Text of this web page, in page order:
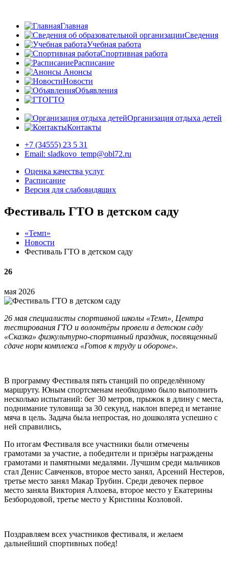
Главная
Сведения
Учебная работа
Спортивная работа
Расписание
Анонсы
Новости
Объявления
ГТО
Организация отдыха детей
Контакты
+7 (34555) 23 5 31
Email: sladkovo_temp@obl72.ru
Оценка качества услуг
Расписание
Версия для слабовидящих
Фестиваль ГТО в детском саду
«Темп»
Новости
Фестиваль ГТО в детском саду
26
мая 2026
26 мая специалисты спортивной школы «Темп», Центра
тестирования ГТО и волонтёры провели в детском саду
«Сказка» физкультурно-спортивный праздник, посвященный
сдаче норм комплекса «Готов к труду и обороне».
В программу Фестиваля пять станций по определённому
маршруту. Юным спортсменам необходимо было выполнить
несколько испытаний: бег 30 метров, прыжок в длину с места,
поднимание туловища за 30 секунд, наклон вперед и метание
мяча в цель. Задача была непростая, но дошколята успешно с
ней справились,
По итогам Фестиваля все участники были отмечены
грамотами за участие, а победители и призёры награждены
грамотами и памятными медалями. Лучшим среди мальчиков
стал Денис Савченков, второе место занял, Арсений Нестеров,
третье место занял Макар Трубин. Среди девочек первое
место заняла Виктория Алхоева, второе место у Екатерины
Безбородовой, третье место у Кристины Козловой.
Поздравляем всех участников фестиваля, и желаем
дальнейший спортивных побед!